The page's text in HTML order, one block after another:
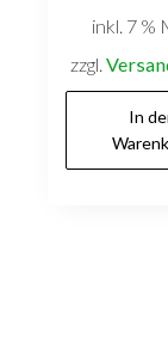
inkl. 7 %
zzgl.
In